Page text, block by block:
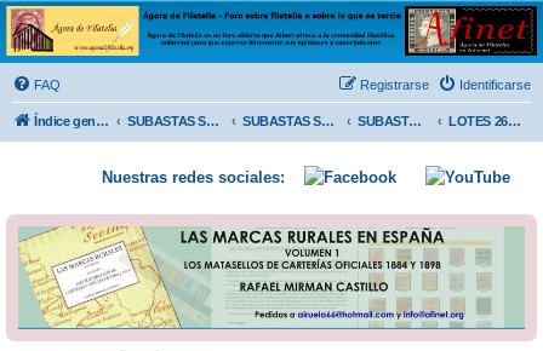
Ágora de Filatelia
Foro sobre filatelia o sobre lo que se tercie. Ágora de Filatelia es un foro abierto que Afinet
ofrece a la comunidad filatélica universal para que exprese libremente sus opiniones y
conocimientos
FAQ Identificarse
Registrarse
Índice general SUBASTAS SOLIDARIAS (In memoriam MENDOZA) SUBASTAS SOLIDARIAS 2025 y anteriores SUBASTAS SOLIDARIAS 2012 LOTES 26/11/2012
Nuestras redes sociales: